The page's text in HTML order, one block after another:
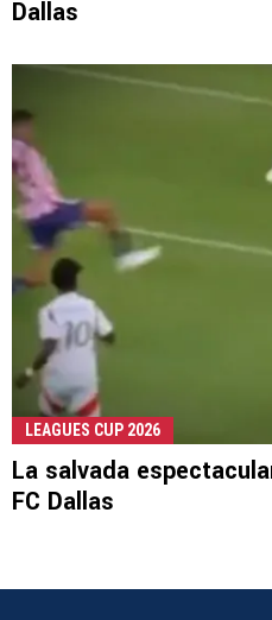
Dallas
LEAGUES CUP 2026
La salvada
FC Dallas